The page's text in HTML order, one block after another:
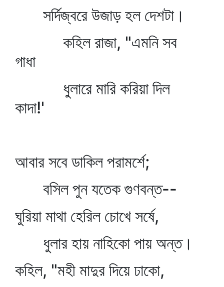
সর্দিজ্বরে উজাড় হল দেশটা।
কহিল রাজা, "এমনি সব
গাধা
ধুলারে মারি করিয়া দিল
কাদা!'
আবার সবে ডাকিল পরামর্শে;
বসিল পুন যতেক গুণবন্ত--
ঘুরিয়া মাথা হেরিল চোখে সর্ষে,
ধুলার হায় নাহিকো পায় অন্ত।
কহিল, "মহী মাদুর দিয়ে ঢাকো,